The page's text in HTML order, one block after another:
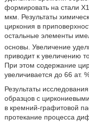
формировать на стали
мкм. Результаты
циркония в
остальные элементы
основы. Увеличение
приводит к увеличению
При этом содержание
увеличивается до 66 ат.
Результаты
образцов с
в кремний-графитовой
протекание процесса